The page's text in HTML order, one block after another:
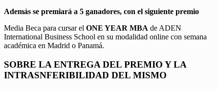
Además se premiará a 5 ganadores, con el siguiente premio
Media Beca para cursar el ONE YEAR MBA de ADEN
International Business School en su modalidad online con semana
académica en Madrid o Panamá.
SOBRE LA ENTREGA DEL PREMIO Y LA
INTRASNFERIBILIDAD DEL MISMO